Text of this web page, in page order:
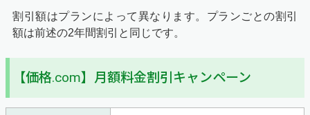
割引額はプランによって異なります。プランごとの割引
額は前述の2年間割引と同じです。
【価格.com】月額料金割引キャンペーン